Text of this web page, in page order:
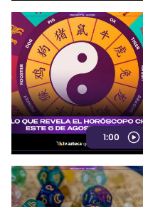
1:00